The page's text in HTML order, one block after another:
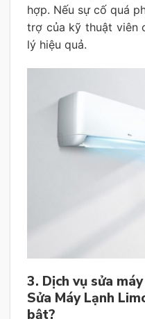
hợp. Nếu sự cố quá
trợ của kỹ thuật viên
lý hiệu quả.
3. Dịch vụ sửa
Sửa Máy Lạnh
bật?